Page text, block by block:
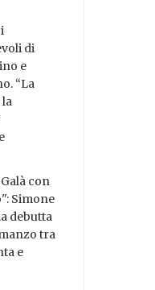
di
e
“La
la
con
Simone
debutta
tra
e